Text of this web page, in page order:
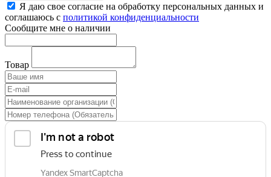
Я даю свое согласие на обработку персональных данных и
соглашаюсь с политикой конфиденциальности
Сообщите мне о наличии
Товар